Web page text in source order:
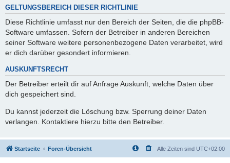
GELTUNGSBEREICH DIESER RICHTLINIE
Diese Richtlinie umfasst nur den Bereich der Seiten, die die phpBB-
Software umfassen. Sofern der Betreiber in anderen Bereichen
seiner Software weitere personenbezogene Daten verarbeitet, wird
er dich darüber gesondert informieren.
AUSKUNFTSRECHT
Der Betreiber erteilt dir auf Anfrage Auskunft, welche Daten über
dich gespeichert sind.
Du kannst jederzeit die Löschung bzw. Sperrung deiner Daten
verlangen. Kontaktiere hierzu bitte den Betreiber.
Startseite Foren-Übersicht Alle Zeiten sind UTC+02:00